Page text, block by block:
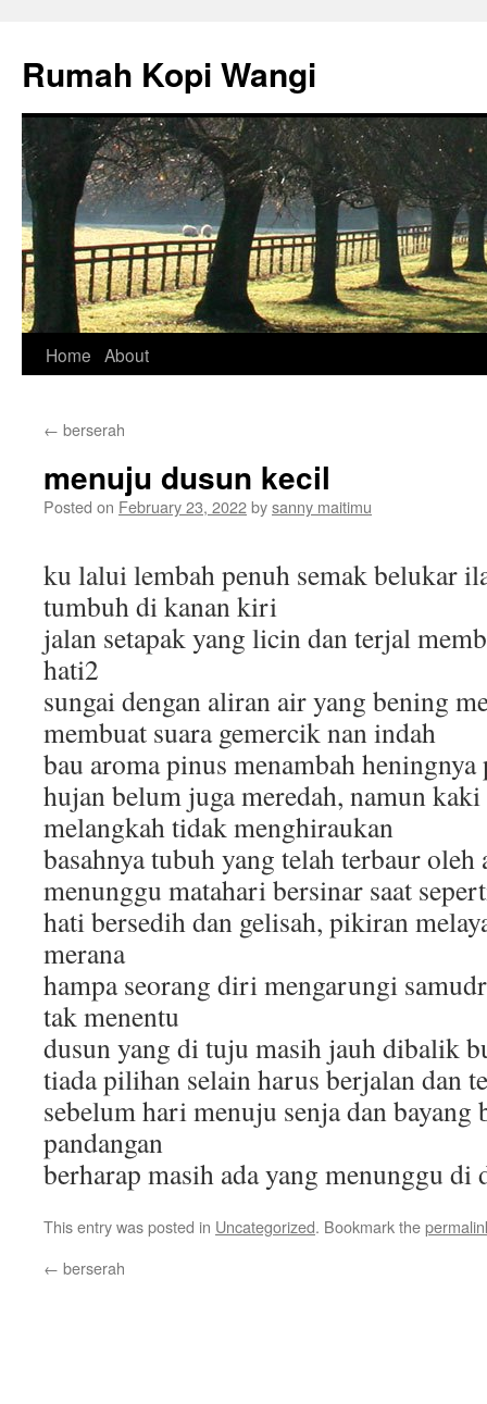
Rumah Kopi Wangi
Skip
content
Home About
← berserah
menuju dusun kecil
Posted on February 23, 2022bysanny maitimu
ku lalui lembah penuh semak belukar
tumbuh di kanan kiri
jalan setapak yang licin dan terjal
hati2
sungai dengan aliran air yang bening
membuat suara gemercik nan indah
bau aroma pinus menambah
hujan belum juga meredah, namun
melangkah tidak menghiraukan
basahnya tubuh yang telah terbaur
menunggu matahari bersinar saat
hati bersedih dan gelisah, pikiran
merana
hampa seorang diri mengarungi
tak menentu
dusun yang di tuju masih jauh dibalik
tiada pilihan selain harus berjalan dan
sebelum hari menuju senja dan bayang
pandangan
berharap masih ada yang menunggu di
This entry was posted in Uncategorized. Bookmark the
← berserah